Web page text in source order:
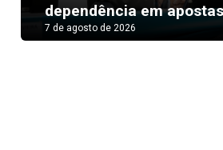
dependência em
7 de agosto de 2026